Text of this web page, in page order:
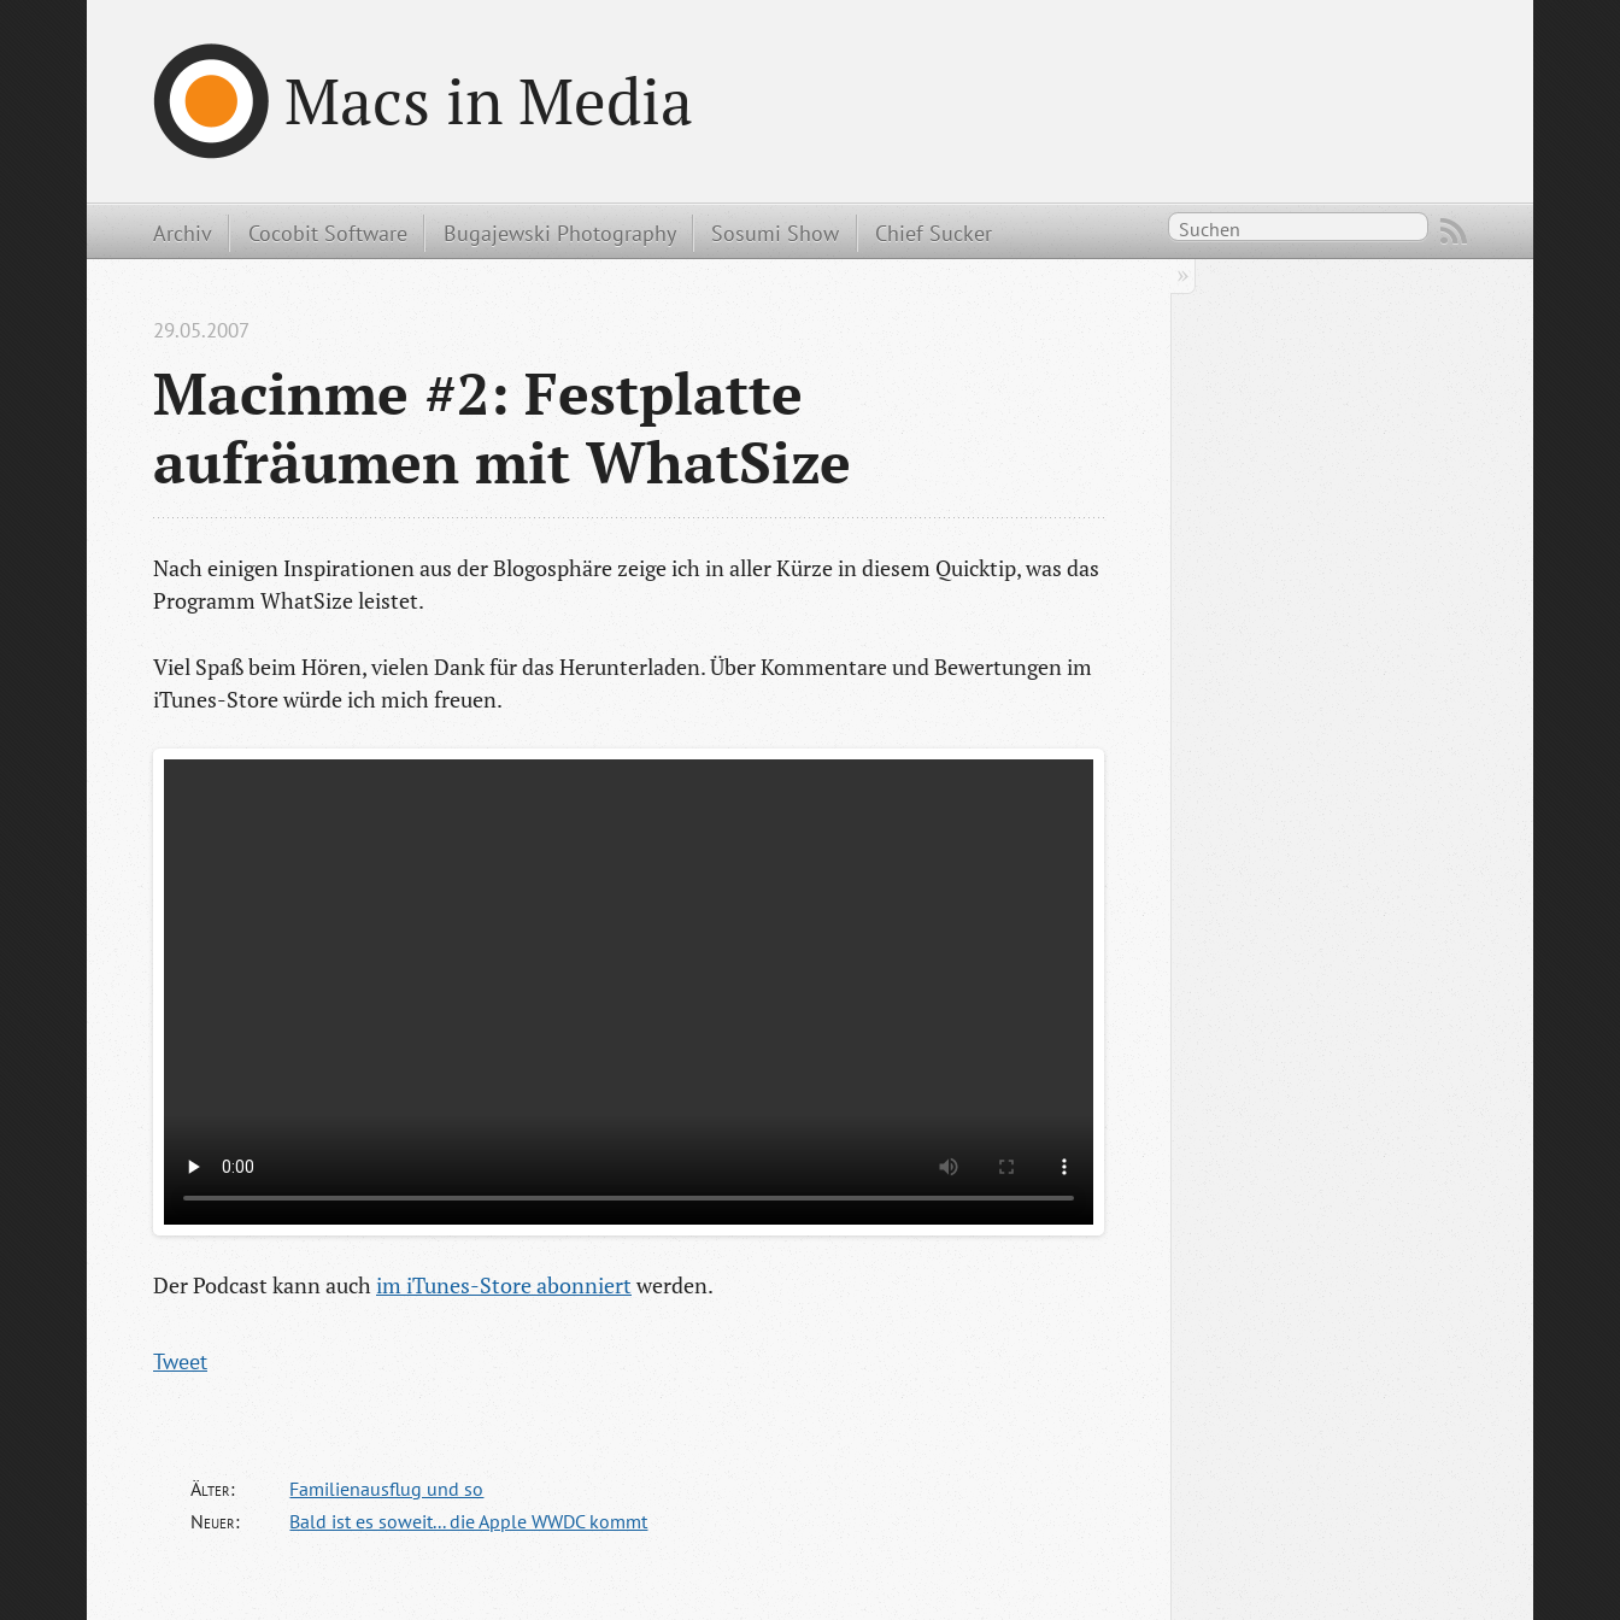
Macs in Media
Archiv Cocobit Software Bugajewski Photography Sosumi Show Chief Sucker
Macinme #2: Festplatte
aufräumen mit WhatSize
29.05.2007
Nach einigen Inspirationen aus der Blogosphäre zeige ich in aller Kürze in diesem Quicktip, was das
Programm WhatSize leistet.
Viel Spaß beim Hören, vielen Dank für das Herunterladen. Über Kommentare und Bewertungen im
iTunes-Store würde ich mich freuen.
Der Podcast kann auch im iTunes-Store abonniert werden.
Tweet
Älter:
Familienausflug und so
Neuer:
Bald ist es soweit... die Apple WWDC kommt